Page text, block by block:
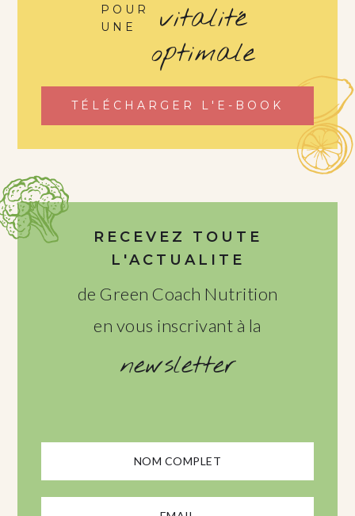
POUR
UNE
vitalité
optimale
TÉLÉCHARGER L'E-BOOK
RECEVEZ TOUTE
L'ACTUALITE
de Green Coach Nutrition
en vous inscrivant à la
newsletter